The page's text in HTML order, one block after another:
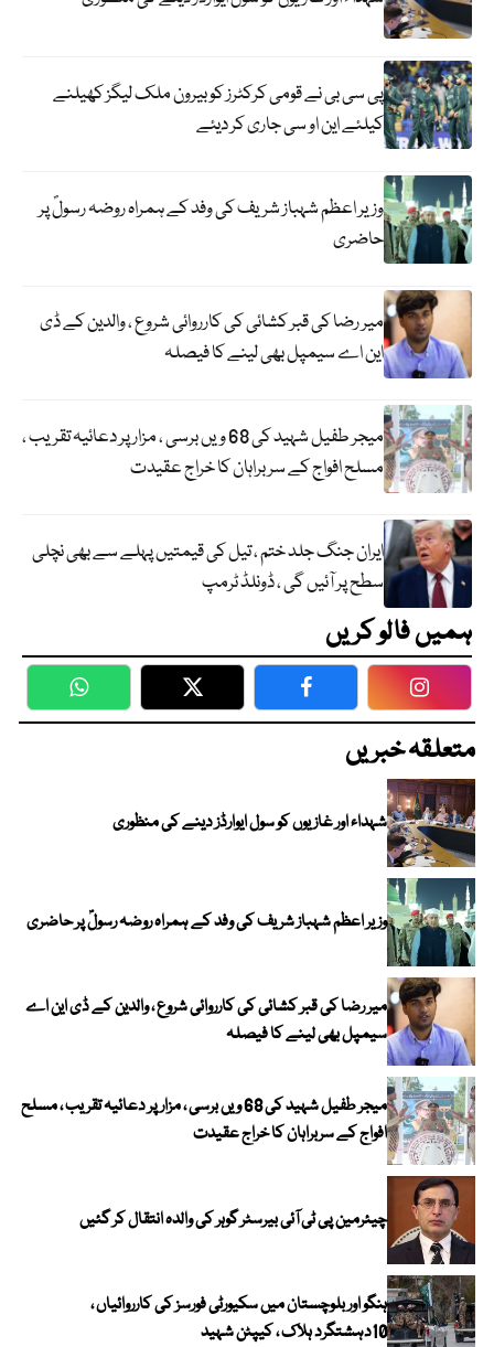
پی سی بی نے قومی کرکٹرز کو بیرون ملک لیگز کھیلنے
کیلئے این او سی جاری کر دیئے
وزیر اعظم شہباز شریف کی وفد کے ہمراہ روضہ رسولؐ پر
حاضری
میر رضا کی قبر کشائی کی کارروائی شروع ، والدین کے ڈی
این اے سیمپل بھی لینے کا فیصلہ
میجر طفیل شہید کی 68 ویں برسی ، مزار پر دعائیہ تقریب ،
مسلح افواج کے سربراہان کا خراج عقیدت
ایران جنگ جلد ختم ، تیل کی قیمتیں پہلے سے بھی نچلی
سطح پر آئیں گی ، ڈونلڈ ٹرمپ
ہمیں فالو کریں
WhatsApp Twitter Facebook
متعلقہ خبریں
شہداء اور غازیوں کو سول ایوارڈز دینے کی منظوری
وزیر اعظم شہباز شریف کی وفد کے ہمراہ روضہ رسولؐ پر حاضری
میر رضا کی قبر کشائی کی کارروائی شروع ، والدین کے ڈی این اے
سیمپل بھی لینے کا فیصلہ
میجر طفیل شہید کی 68 ویں برسی ، مزار پر دعائیہ تقریب ، مسلح
افواج کے سربراہان کا خراج عقیدت
چیئرمین پی ٹی آئی بیرسٹر گوہر کی والدہ انتقال کر گئیں
ہنگو اور بلوچستان میں سکیورٹی فورسز کی کارروائیاں ،
10دہشتگرد ہلاک ، کیپٹن شہید